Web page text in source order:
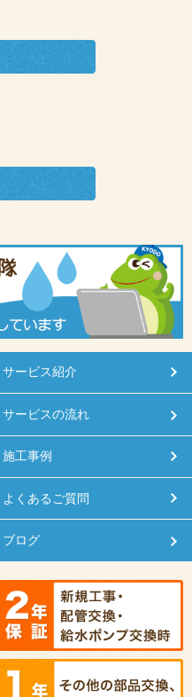
サービス紹介
サービスの流れ
施工事例
よくあるご質問
ブログ